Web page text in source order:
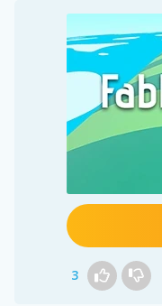
3